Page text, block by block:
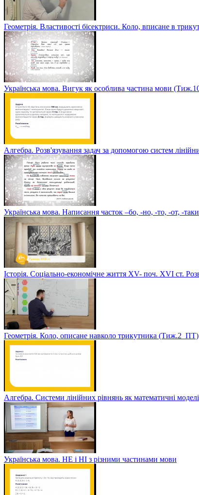
Геометрія. Властивості бісектриси. Коло, вписане в
Українська мова. Вигук як особлива частина мови
Алгебра. Розв'язування задач за допомогою систем
Українська мова. Написання часток –бо, -но, -то, -от, -таки
Історія. Соціально-економічне життя XV- поч. XVI ст.
Геометрія. Коло, описане навколо трикутника (Тиж.2_ПТ)
Алгебра. Системи лінійних рівнянь як математичні
Українська мова. НЕ і НІ з різними частинами мови